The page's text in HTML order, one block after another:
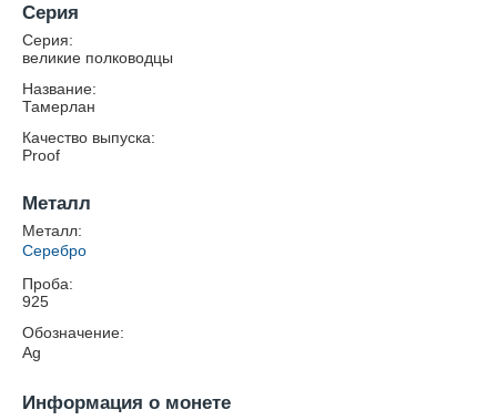
Серия
Серия:
великие полководцы
Название:
Тамерлан
Качество выпуска:
Proof
Металл
Металл:
Серебро
Проба:
925
Обозначение:
Ag
Информация о монете